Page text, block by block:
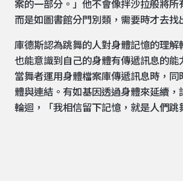
案的一部分。」他不會像拌沙拉般將所
而是如圖書館分門別類，需要時才去找
庫德斯認為跳舞的人對身體記憶的理解
也能意識到自己的身體有傳遞訊息的能
當舞者運用身體檔案庫傳遞訊息時，同
體與連結。有如基因透過身體來延續，
輪迴，「我相信留下記憶，就是人們跳